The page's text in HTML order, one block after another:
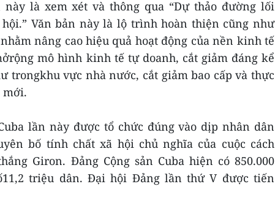
này là xem xét và thông qua “Dự thảo đường lối
Văn bản này là lộ trình hoàn thiện cũng như
nâng cao hiệu quả hoạt động của nền kinh tế
mô hình kinh tế tự doanh, cắt giảm đáng kể
trongkhu vực nhà nước, cắt giảm bao cấp và thực
mới.
lần này được tổ chức đúng vào dịp nhân dân
bố tính chất xã hội chủ nghĩa của cuộc cách
Giron. Đảng Cộng sản Cuba hiện có 850.000
triệu dân. Đại hội Đảng lần thứ V được tiến